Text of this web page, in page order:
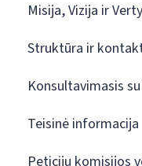
Misija, Vizija ir
Struktūra ir
Konsultavimasis
Teisinė informacija
Peticijų komisijos